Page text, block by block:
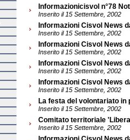
Informazionicisvol n°78
Inserito il 15 Settembre, 2002
Informazioni Cisvol News
Inserito il 15 Settembre, 2002
Informazioni Cisvol News
Inserito il 15 Settembre, 2002
Informazioni Cisvol News
Inserito il 15 Settembre, 2002
Informazioni Cisvol News
Inserito il 15 Settembre, 2002
La festa del volontariato
Inserito il 15 Settembre, 2002
Comitato territoriale
Inserito il 15 Settembre, 2002